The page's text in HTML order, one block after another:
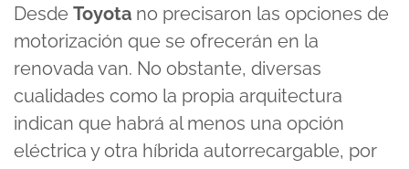
minute,
seconds
Desde Toyota no precisaron las opciones de
motorización que se ofrecerán en la
renovada van. No obstante, diversas
cualidades como la propia arquitectura
indican que habrá al menos una opción
eléctrica y otra híbrida autorrecargable, por